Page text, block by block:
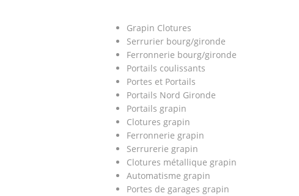
Grapin Clotures
Serrurier bourg/gironde
Ferronnerie bourg/gironde
Portails coulissants
Portes et Portails
Portails Nord Gironde
Portails grapin
Clotures grapin
Ferronnerie grapin
Serrurerie grapin
Clotures métallique grapin
Automatisme grapin
Portes de garages grapin